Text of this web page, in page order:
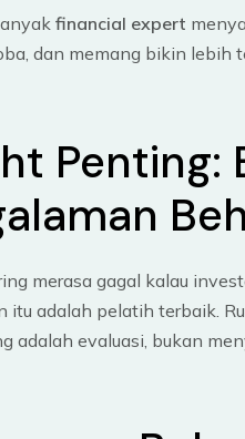
financial expert
dan memang bikin lebih
Penting:
merasa gagal kalau
itu adalah pelatih terbaik.
adalah evaluasi, bukan